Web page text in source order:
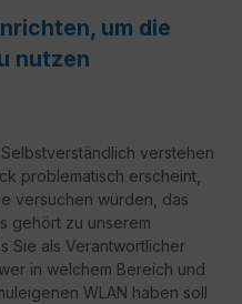
um die
nutzen
verstehen
problematisch erscheint,
versuchen würden, das
gehört zu unserem
Sie als Verantwortlicher
in welchem Bereich und
WLAN haben soll